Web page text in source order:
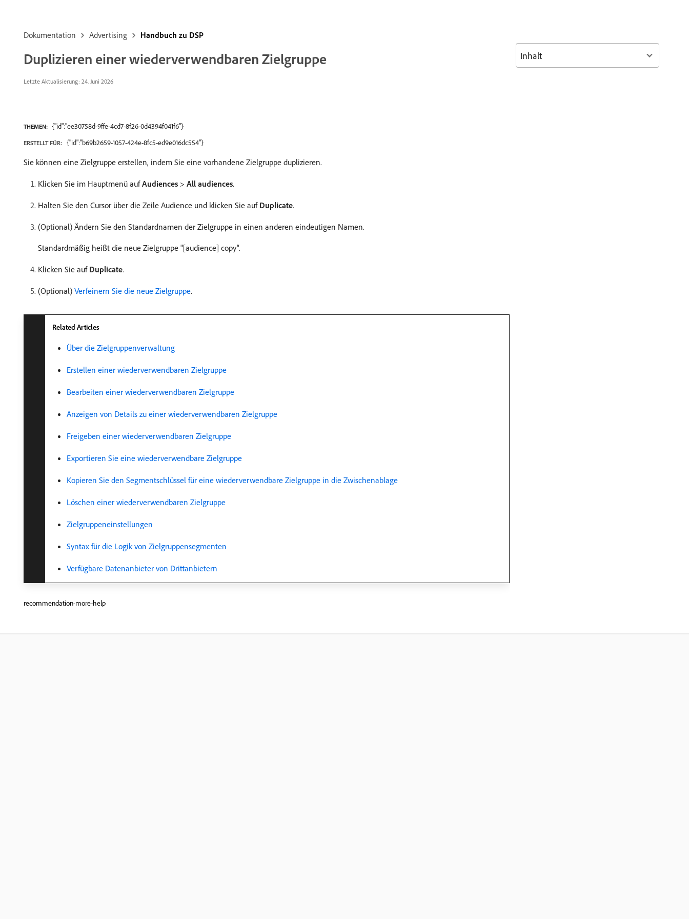
Dokumentation Advertising Handbuch zu DSP
Duplizieren einer wiederverwendbaren Zielgruppe
Letzte Aktualisierung: 24. Juni 2026
THEMEN: {"id":"ee30758d-9ffe-4cd7-8f26-0d4394f041f6"}
ERSTELLT FÜR: {"id":"b69b2659-1057-424e-8fc5-ed9e016dc554"}
Sie können eine Zielgruppe erstellen, indem Sie eine vorhandene Zielgruppe duplizieren.
Klicken Sie im Hauptmenü aufAudiences > All audiences.
Halten Sie den Cursor über die Zeile Audience und klicken Sie auf Duplicate.
(Optional) Ändern Sie den Standardnamen der Zielgruppe in einen anderen eindeutigen Namen.
Standardmäßig heißt die neue Zielgruppe "[audience] copy“.
Klicken Sie auf Duplicate.
(Optional) Verfeinern Sie die neue Zielgruppe.
Related Articles
Über die Zielgruppenverwaltung
Erstellen einer wiederverwendbaren Zielgruppe
Bearbeiten einer wiederverwendbaren Zielgruppe
Anzeigen von Details zu einer wiederverwendbaren Zielgruppe
Freigeben einer wiederverwendbaren Zielgruppe
Exportieren Sie eine wiederverwendbare Zielgruppe
Kopieren Sie den Segmentschlüssel für eine wiederverwendbare Zielgruppe in die Zwischenablage
Löschen einer wiederverwendbaren Zielgruppe
Zielgruppeneinstellungen
Syntax für die Logik von Zielgruppensegmenten
Verfügbare Datenanbieter von Drittanbietern
recommendation-more-help
Inhalt